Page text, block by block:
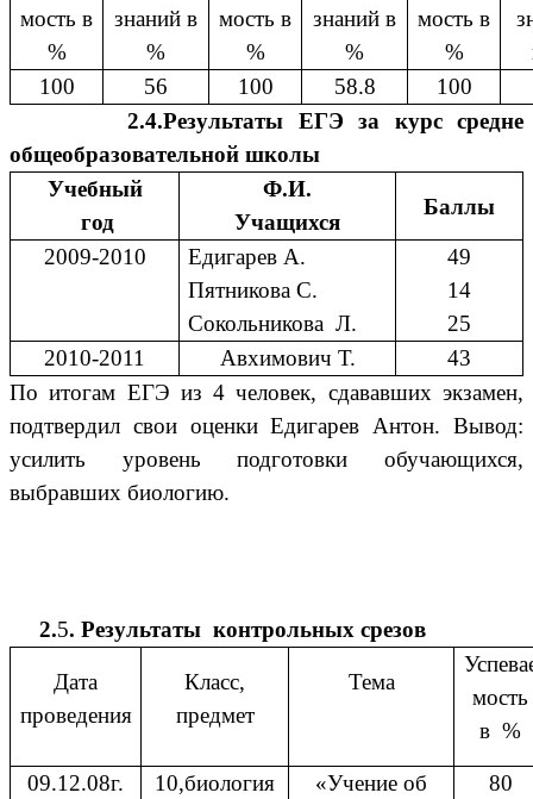
мость в
%
знаний в
%
мость в
%
знаний в
%
мость в
%
100
56 100 58.8
100
2.4.Результаты ЕГЭ за курс средне
общеобразовательной школы
Учебный
год
Ф.И.
Учащихся
Баллы
2009-2010
Едигарев А.
Пятникова С.
Сокольникова Л.
49
14
25
2010-2011
Авхимович Т.
43
По итогам ЕГЭ из 4 человек, сдававших экзамен,
подтвердил свои оценки Едигарев Антон. Вывод:
усилить уровень подготовки обучающихся,
выбравших биологию.
2.5. Результаты контрольных срезов
Дата
проведения
Класс,
предмет
Тема
мость
в %
09.12.08г. 10,биология
«Учение об
80